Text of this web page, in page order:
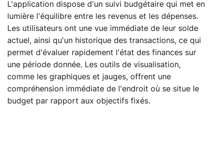
L'application dispose d'un suivi budgétaire qui met en
lumière l'équilibre entre les revenus et les dépenses.
Les utilisateurs ont une vue immédiate de leur solde
actuel, ainsi qu'un historique des transactions, ce qui
permet d'évaluer rapidement l'état des finances sur
une période donnée. Les outils de visualisation,
comme les graphiques et jauges, offrent une
compréhension immédiate de l'endroit où se situe le
budget par rapport aux objectifs fixés.